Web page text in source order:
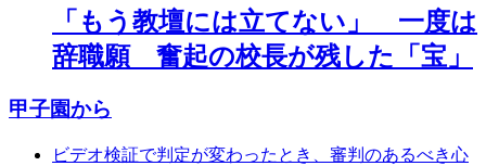
「もう教壇には立てない」 一度は
辞職願 奮起の校長が残した「宝」
甲子園から
ビデオ検証で判定が変わったとき、審判のあるべき心